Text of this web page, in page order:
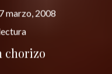
7 marzo, 2008
chorizo